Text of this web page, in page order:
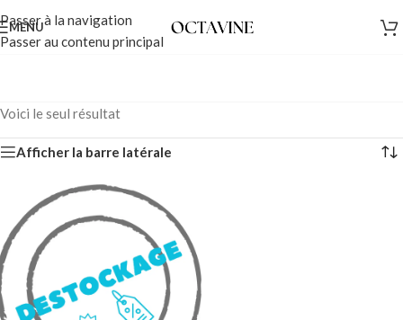
Passer à la navigation
Passer au contenu principal
MENU
Voici le seul résultat
Afficher la barre latérale